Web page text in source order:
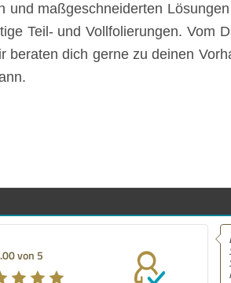
maßgeschneiderten
Teil- und Vollfolierungen. Vom
dich gerne zu deinen
von 5